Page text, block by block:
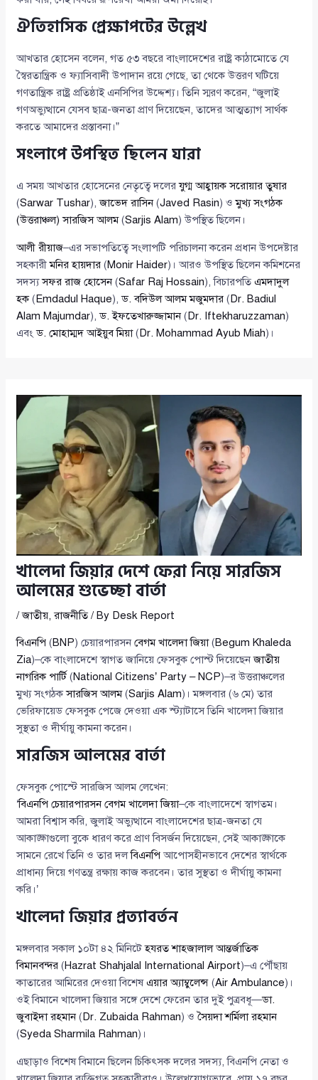
ঐতিহাসিক প্রেক্ষাপটের উল্লেখ
আখতার হোসেন বলেন, গত ৫৩ বছরে বাংলাদেশের রাষ্ট্র কাঠামোতে যে
স্বৈরতান্ত্রিক ও ফ্যাসিবাদী উপাদান রয়ে গেছে, তা থেকে উত্তরণ ঘটিয়ে
গণতান্ত্রিক রাষ্ট্র প্রতিষ্ঠাই এনসিপির উদ্দেশ্য। তিনি স্মরণ করেন, “জুলাই
গণঅভ্যুত্থানে যেসব ছাত্র-জনতা প্রাণ দিয়েছেন, তাদের আত্মত্যাগ সার্থক
করতে আমাদের প্রস্তাবনা।”
সংলাপে উপস্থিত ছিলেন যারা
এ সময় আখতার হোসেনের নেতৃত্বে দলেরযুগ্ম আহ্বায়ক সরোয়ার তুষার
(Sarwar Tushar),জাভেদ রাসিন(Javed Rasin) ওমুখ্য সংগঠক
(উত্তরাঞ্চল) সারজিস আলম(Sarjis Alam) উপস্থিত ছিলেন।
আলী রীয়াজ–এর সভাপতিত্বে সংলাপটি পরিচালনা করেন প্রধান উপদেষ্টার
সহকারীমনির হায়দার (Monir Haider)। আরও উপস্থিত ছিলেন কমিশনের
সদস্যসফর রাজ হোসেন(Safar Raj Hossain), বিচারপতিএমদাদুল
হক( Emdadul Haque),ড. বদিউল আলম মজুমদার ( Dr. Badiul
Alam Majumdar),ড. ইফতেখারুজ্জামান( Dr. Iftekharuzzaman)
এবংড. মোহাম্মদ আইয়ুব মিয়া( Dr. Mohammad Ayub Miah)।
খালেদা জিয়ার দেশে ফেরা নিয়ে সারজিস
আলমের শুভেচ্ছা বার্তা
/জাতীয়,রাজনীতি/ By Desk Report
বিএনপি (BNP) চেয়ারপারসনবেগম খালেদা জিয়া(Begum Khaleda
Zia)–কে বাংলাদেশে স্বাগত জানিয়ে ফেসবুক পোস্ট দিয়েছেনজাতীয়
নাগরিক পার্টি (National Citizens’ Party – NCP)–র উত্তরাঞ্চলের
মুখ্য সংগঠকসারজিস আলম(Sarjis Alam)। মঙ্গলবার (৬ মে) তার
ভেরিফায়েড ফেসবুক পেজে দেওয়া এক স্ট্যাটাসে তিনি খালেদা জিয়ার
সুস্থতা ও দীর্ঘায়ু কামনা করেন।
সারজিস আলমের বার্তা
ফেসবুক পোস্টে সারজিস আলম লেখেন:
‘বিএনপি চেয়ারপারসন বেগম খালেদা জিয়া–কে বাংলাদেশে স্বাগতম।
আমরা বিশ্বাস করি, জুলাই অভ্যুত্থানে বাংলাদেশের ছাত্র-জনতা যে
আকাঙ্ক্ষাগুলো বুকে ধারণ করে প্রাণ বিসর্জন দিয়েছেন, সেই আকাঙ্ক্ষাকে
সামনে রেখে তিনি ও তার দলবিএনপিআপোসহীনভাবে দেশের স্বার্থকে
প্রাধান্য দিয়ে গণতন্ত্র রক্ষায় কাজ করবেন। তার সুস্থতা ও দীর্ঘায়ু কামনা
করি।’
খালেদা জিয়ার প্রত্যাবর্তন
মঙ্গলবার সকাল ১০টা ৪২ মিনিটেহযরত শাহজালাল আন্তর্জাতিক
বিমানবন্দর (Hazrat Shahjalal International Airport)–এ পৌঁছায়
কাতারের আমিরের দেওয়া বিশেষএয়ার অ্যাম্বুলেন্স (Air Ambulance)।
ওই বিমানে খালেদা জিয়ার সঙ্গে দেশে ফেরেন তার দুই পুত্রবধূ—ডা.
জুবাইদা রহমান( Dr. Zubaida Rahman) ওসৈয়দা শর্মিলা রহমান
(Syeda Sharmila Rahman)।
এছাড়াও বিশেষ বিমানে ছিলেন চিকিৎসক দলের সদস্য, বিএনপি নেতা ও